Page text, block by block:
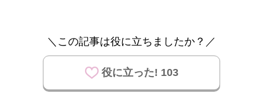
＼この記事は役に立ちましたか？／
役に立った! 103